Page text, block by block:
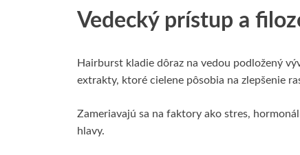
Vedecký prístup a
Hairburst kladie dôraz na vedou podložený
extrakty, ktoré cielene pôsobia na zlepšenie
Zameriavajú sa na faktory ako stres,
hlavy.